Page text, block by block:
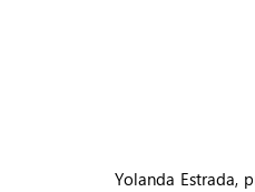
Yolanda Estrada,